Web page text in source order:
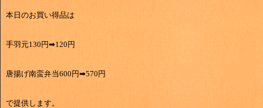
本日のお買い得品は
手羽元130円➡120円
唐揚げ南蛮弁当600円➡570円
で提供します。